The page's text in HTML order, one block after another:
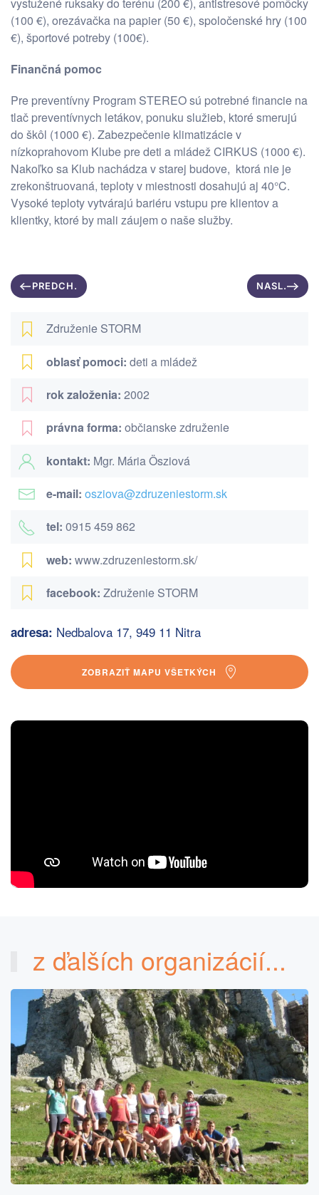
vystužené ruksaky do terénu (200 €), antistresové pomôcky
(100 €), orezávačka na papier (50 €), spoločenské hry (100
€), športové potreby (100€).
Finančná pomoc
Pre preventívny Program STEREO sú potrebné financie na
tlač preventívnych letákov, ponuku služieb, ktoré smerujú
do škôl (1000 €). Zabezpečenie klimatizácie v
nízkoprahovom Klube pre deti a mládež CIRKUS (1000 €).
Nakoľko sa Klub nachádza v starej budove, ktorá nie je
zrekonštruovaná, teploty v miestnosti dosahujú aj 40°C.
Vysoké teploty vytvárajú bariéru vstupu pre klientov a
klientky, ktoré by mali záujem o naše služby.
PREDCH. NASL.
Združenie STORM
oblasť pomoci: deti a mládež
rok založenia: 2002
právna forma: občianske združenie
kontakt: Mgr. Mária Ösziová
e-mail: osziova@zdruzeniestorm.sk
tel: 0915 459 862
web: www.zdruzeniestorm.sk/
facebook: Združenie STORM
adresa: Nedbalova 17, 949 11 Nitra
ZOBRAZIŤ MAPU VŠETKÝCH
z ďalších organizácií...